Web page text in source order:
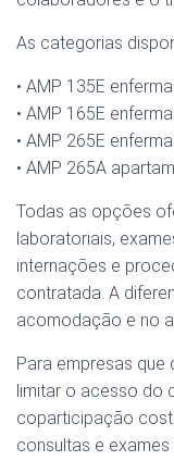
As categorias
• AMP 135E
• AMP 165E
• AMP 265E
• AMP 265A
Todas as opções
laboratoriais,
internações e
contratada. A
acomodação e no
Para empresas que
limitar o acesso do
coparticipação
consultas e